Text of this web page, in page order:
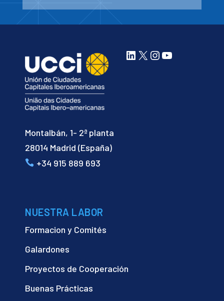
Montalbán, 1- 2ª planta
28014 Madrid (España)
+34 915 889 693
LinkedIn
X Instagram
YouTube
NUESTRA LABOR
Formacion y Comités
Galardones
Proyectos de Cooperación
Buenas Prácticas